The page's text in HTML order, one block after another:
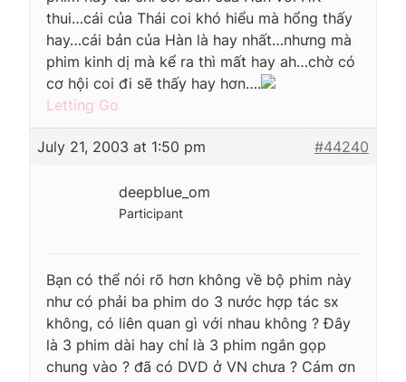
thui…cái của Thái coi khó hiểu mà hổng thấy
hay…cái bản của Hàn là hay nhất…nhưng mà
phim kinh dị mà kể ra thì mất hay ah…chờ có
cơ hội coi đi sẽ thấy hay hơn….
Letting Go
July 21, 2003 at 1:50 pm #44240
deepblue_om
Participant
Bạn có thể nói rõ hơn không về bộ phim này
như có phải ba phim do 3 nước hợp tác sx
không, có liên quan gì với nhau không ? Đây
là 3 phim dài hay chỉ là 3 phim ngắn gọp
chung vào ? đã có DVD ở VN chưa ? Cám ơn